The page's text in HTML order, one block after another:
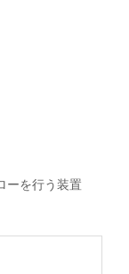
ーを行う装置